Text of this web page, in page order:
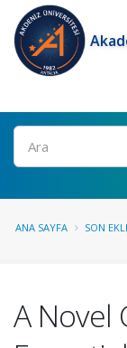
Ara
ANA SAYFA SON
A Novel